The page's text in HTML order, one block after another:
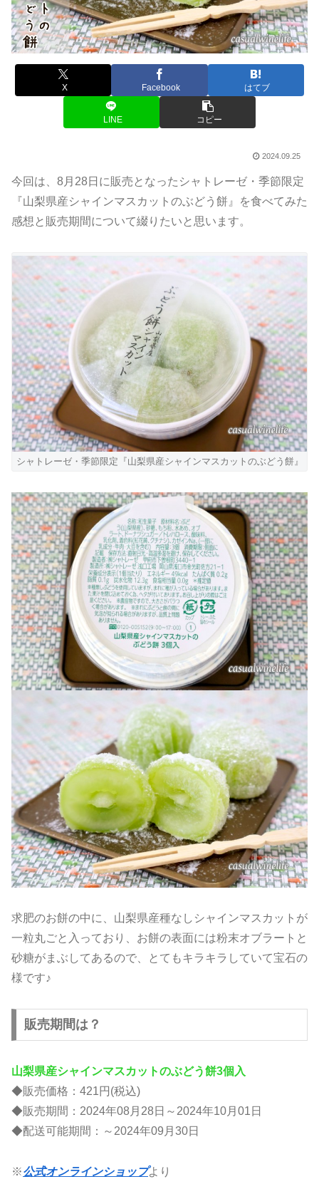
X Facebook はてブ
LINE コピー
2024.09.25
今回は、8月28日に販売となったシャトレーゼ・季節限定
『山梨県産シャインマスカットのぶどう餅』を食べてみた
感想と販売期間について綴りたいと思います。
シャトレーゼ・季節限定『山梨県産シャインマスカットのぶどう餅』
求肥のお餅の中に、山梨県産種なしシャインマスカットが
一粒丸ごと入っており、お餅の表面には粉末オブラートと
砂糖がまぶしてあるので、とてもキラキラしていて宝石の
様です♪
販売期間は？
山梨県産シャインマスカットのぶどう餅3個入
◆販売価格：421円(税込)
◆販売期間：2024年08月28日～2024年10月01日
◆配送可能期間：～2024年09月30日
※公式オンラインショップより